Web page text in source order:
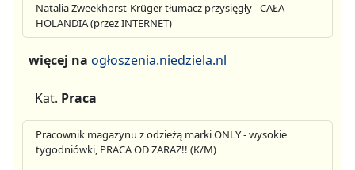
Natalia Zweekhorst-Krüger tłumacz przysięgły - CAŁA
HOLANDIA (przez INTERNET)
więcej na ogłoszenia.niedziela.nl
Kat. Praca
Pracownik magazynu z odzieżą marki ONLY - wysokie
tygodniówki, PRACA OD ZARAZ!! (K/M)